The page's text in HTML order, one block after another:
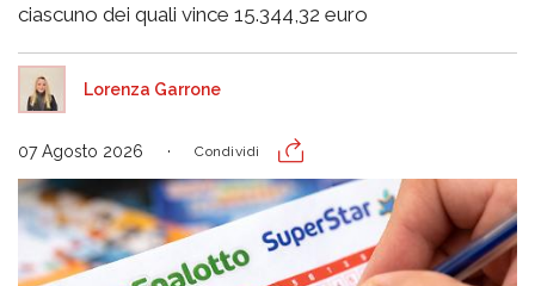
ciascuno dei quali vince 15.344,32 euro
Lorenza Garrone
07 Agosto 2026 Condividi